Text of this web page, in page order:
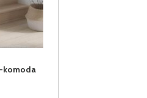
komoda